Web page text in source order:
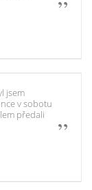
jsem
v sobotu
předali